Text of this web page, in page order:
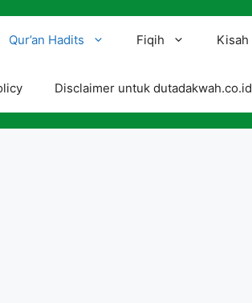
Qur’an Hadits Fiqih Kisah
Disclaimer untuk dutadakwah.co.id